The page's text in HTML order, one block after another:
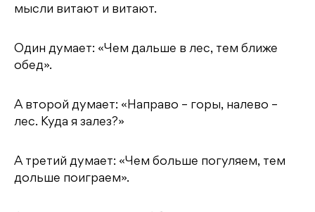
мысли витают и витают.
Один думает: «Чем дальше в лес, тем ближе
обед».
А второй думает: «Направо – горы, налево –
лес. Куда я залез?»
А третий думает: «Чем больше погуляем, тем
дольше поиграем».